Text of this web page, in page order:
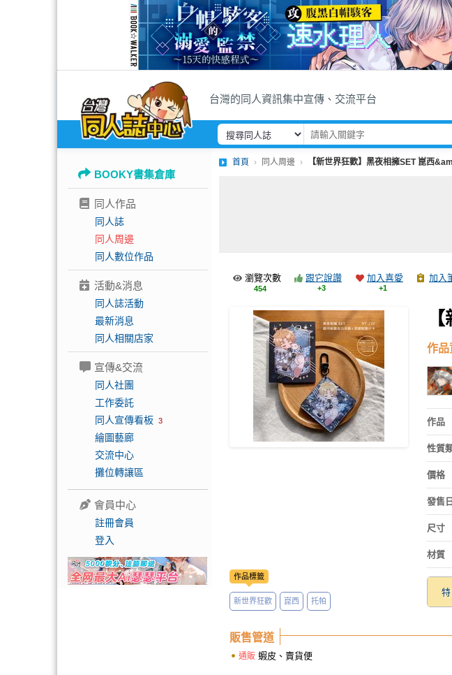
台灣的同人資訊集中宣傳、交流平台
BOOKY書集倉庫
同人作品
同人誌
同人周邊
同人數位作品
活動&消息
同人誌活動
最新消息
同人相關店家
宣傳&交流
同人社團
工作委託
同人宣傳看板 3
繪圖藝廊
交流中心
攤位轉讓區
會員中心
註冊會員
登入
首頁 同人周邊 【新世界狂歡】黑夜相擁SET 崑西
瀏覽次數
454
跟它說讚
+3
加入喜愛
+1
加入
作品標籤
新世界狂歡 崑西 托帕
作品
作品
性質
價格
發售
尺寸
材質
販售管道
通販 蝦皮、賣貨便